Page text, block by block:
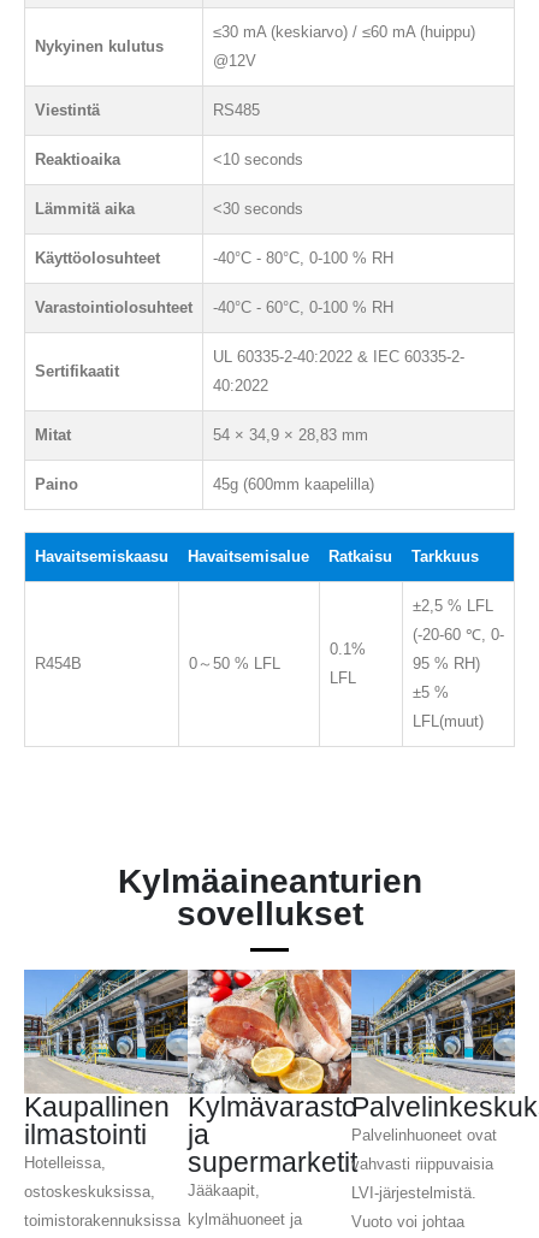
Nykyinen kulutus
≤30 mA (keskiarvo) / ≤60 mA (huippu)
@12V
Viestintä RS485
Reaktioaika <10 seconds
Lämmitä aika <30 seconds
Käyttöolosuhteet -40°C - 80°C, 0-100 % RH
Varastointiolosuhteet -40°C - 60°C, 0-100 % RH
Sertifikaatit
UL 60335-2-40:2022 & IEC 60335-2-
40:2022
Mitat 54 × 34,9 × 28,83 mm
Paino 45g (600mm kaapelilla)
Havaitsemiskaasu Havaitsemisalue Ratkaisu Tarkkuus
R454B 0～50 % LFL
0.1%
LFL
±2,5 % LFL
(-20-60 ℃, 0-
95 % RH)
±5 %
LFL(muut)
Kylmäaineanturien
sovellukset
Kaupallinen
ilmastointi
Hotelleissa,
ostoskeskuksissa,
toimistorakennuksissa
Kylmävarasto
ja
supermarketit
Jääkaapit,
kylmähuoneet ja
Palvelinhuoneet ovat
vahvasti riippuvaisia ​​
LVI-järjestelmistä.
Vuoto voi johtaa